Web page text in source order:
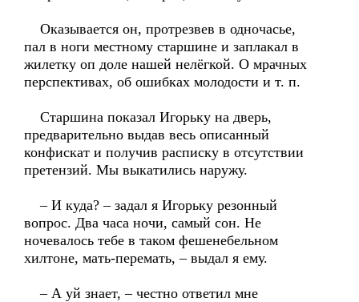
Оказывается он, протрезвев в одночасье,
пал в ноги местному старшине и заплакал в
жилетку оп доле нашей нелёгкой. О мрачных
перспективах, об ошибках молодости и т. п.
Старшина показал Игорьку на дверь,
предварительно выдав весь описанный
конфискат и получив расписку в отсутствии
претензий. Мы выкатились наружу.
– И куда? – задал я Игорьку резонный
вопрос. Два часа ночи, самый сон. Не
ночевалось тебе в таком фешенебельном
хилтоне, мать-перемать, – выдал я ему.
– А уй знает, – честно ответил мне